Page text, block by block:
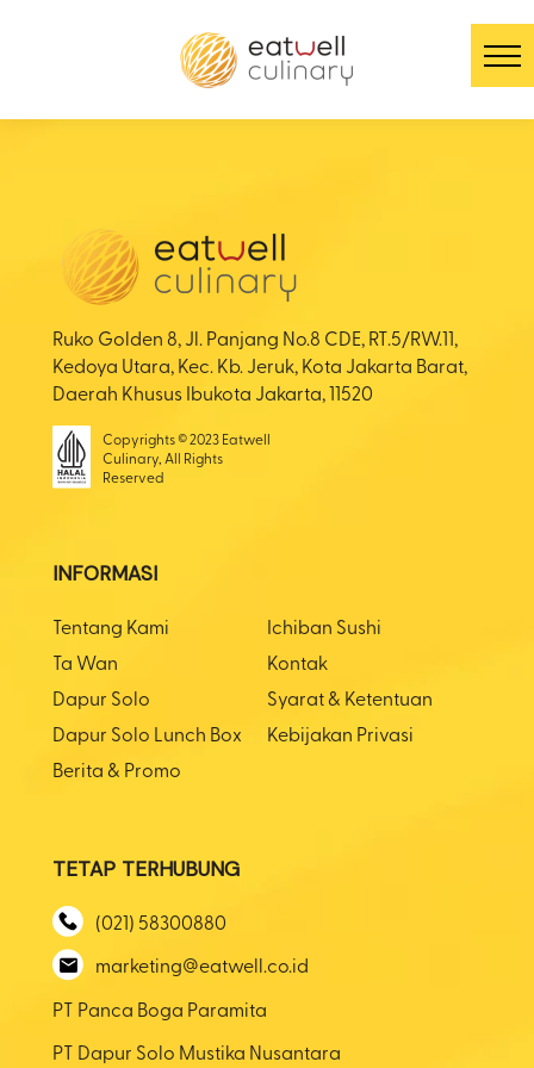
Ruko Golden 8, Jl. Panjang No.8 CDE, RT.5/RW.11,
Kedoya Utara, Kec. Kb. Jeruk, Kota Jakarta Barat,
Daerah Khusus Ibukota Jakarta, 11520
Copyrights © 2023 Eatwell
Culinary, All Rights
Reserved
INFORMASI
Tentang Kami
Ichiban Sushi
Ta Wan
Kontak
Dapur Solo
Syarat & Ketentuan
Dapur Solo Lunch Box
Kebijakan Privasi
Berita & Promo
TETAP TERHUBUNG
(021) 58300880
marketing@eatwell.co.id
PT Panca Boga Paramita
PT Dapur Solo Mustika Nusantara